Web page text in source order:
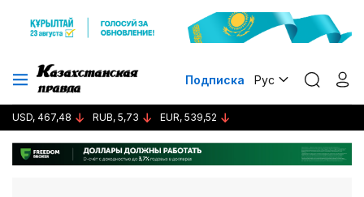
Подписка Рус
USD, 467,48 RUB, 5,73 EUR, 539,52